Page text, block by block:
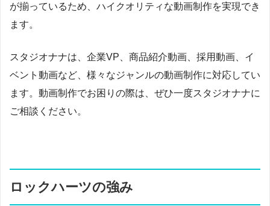
が揃っているため、ハイクオリティな動画制作を実現でき
ます。
スタジオナナは、企業VP、商品紹介動画、採用動画、イ
ベント動画など、様々なジャンルの動画制作に対応してい
ます。動画制作でお困りの際は、ぜひ一度スタジオナナに
ご相談ください。
ロックハーツの強み